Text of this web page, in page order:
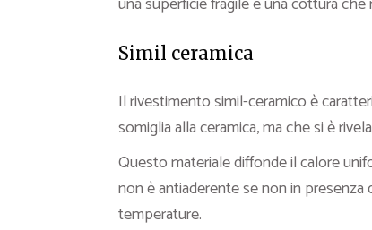
Simil ceramica
Il rivestimento simil-ceramico è
somiglia alla ceramica, ma che si è
Questo materiale diffonde il calore
non è antiaderente se non in
temperature.